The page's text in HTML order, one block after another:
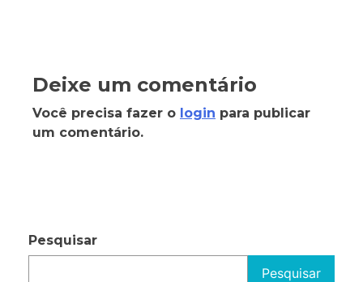
Deixe um comentário
Você precisa fazer o login para publicar
um comentário.
Pesquisar
Pesquisar